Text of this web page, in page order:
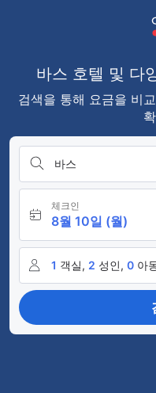
바스 호텔 및 다
검색을 통해 요금을 비
바스
체크인
8월 10일 (월)
1 객실, 2 성인, 0 아